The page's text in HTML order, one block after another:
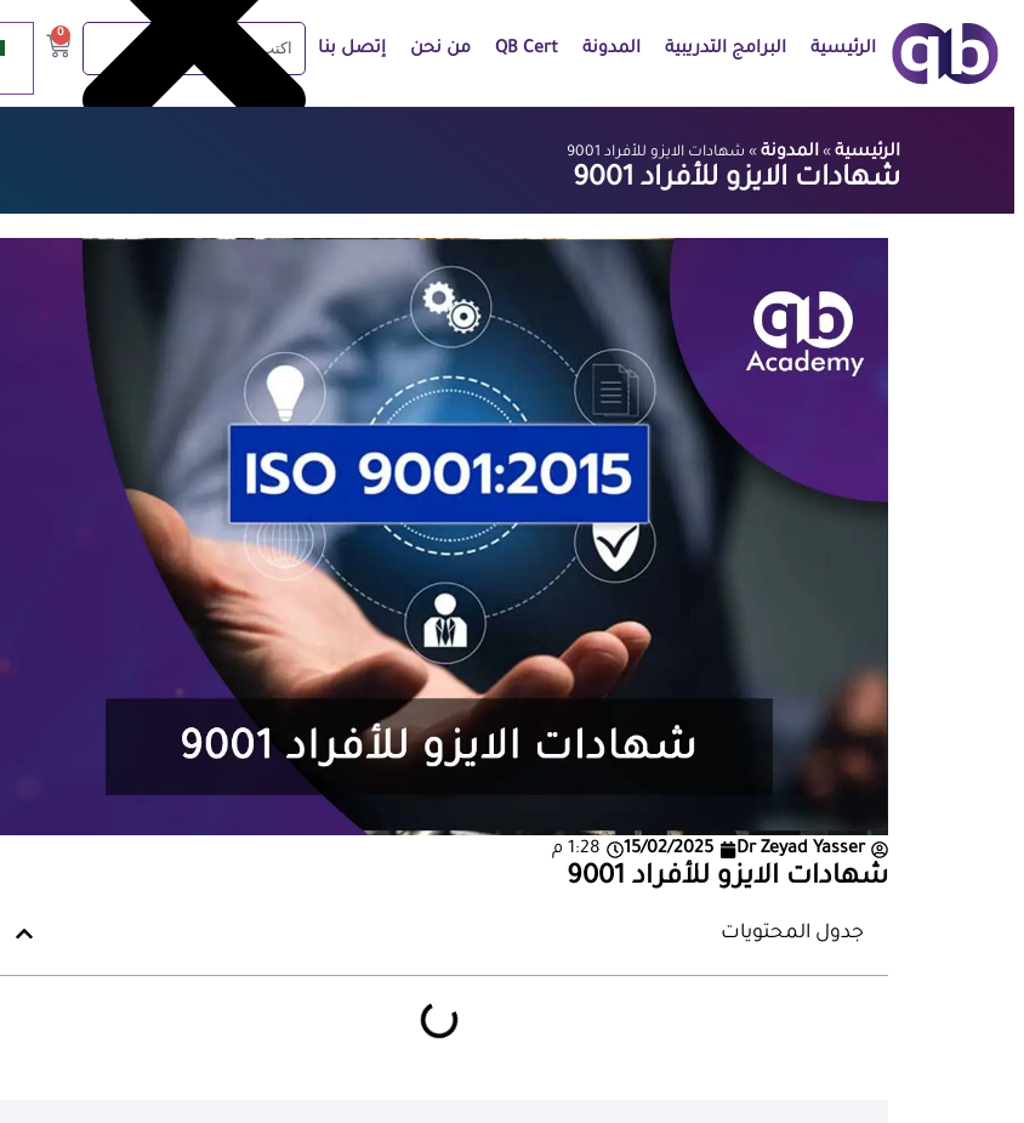
الرئيسية البرامج التدريبية المدونة QB Cert من نحن إتصل بنا
0
الرئيسية » المدونة » شهادات الايزو للأفراد 9001
شهادات الايزو للأفراد 9001
Dr Zeyad Yasser
15/02/2025 1:28 م
شهادات الايزو للأفراد 9001
جدول المحتويات